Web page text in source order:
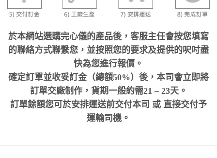
於本網站選購完心儀的產品後，客服主任會按您填寫
的聯絡方式聯繫您，並按照您的要求及提供的呎吋盡
快為您進行報價。
確定訂單並收妥訂金（總額50%）後，本司會立即將
訂單交廠制作，貨期一般約需21 – 23天。
訂單餘額您可於安排運送前交付本司 或 直接交付予
運輸司機。